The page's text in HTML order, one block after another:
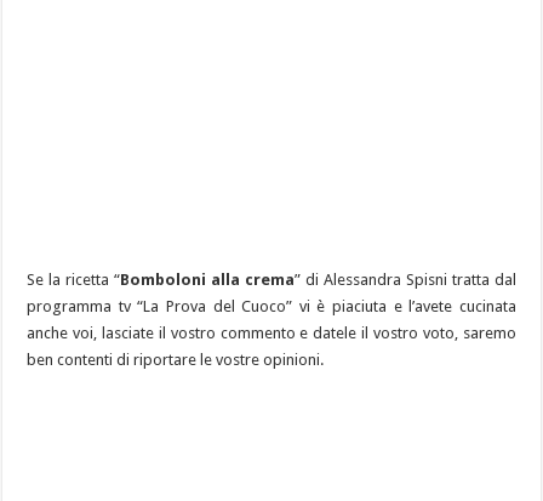
Se la ricetta “Bomboloni alla crema” di Alessandra Spisni tratta dal
programma tv “La Prova del Cuoco” vi è piaciuta e l’avete cucinata
anche voi, lasciate il vostro commento e datele il vostro voto, saremo
ben contenti di riportare le vostre opinioni.